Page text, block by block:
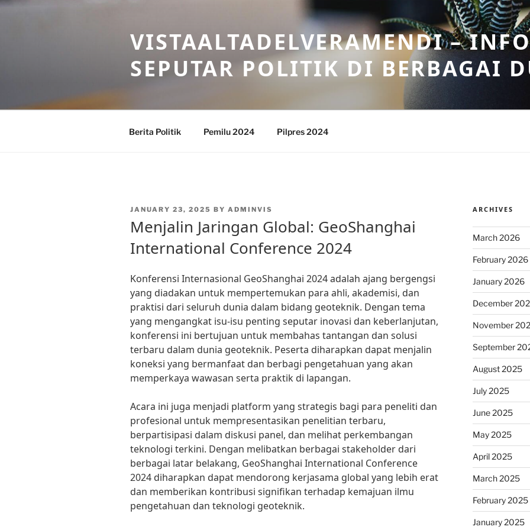
Skip
VISTAALTADELVERAMENDI –
SEPUTAR POLITIK DI BERBAGAI
Berita Politik Pemilu 2024 Pilpres 2024
POSTED
JANUARY 23, 2025 BY ADMINVIS
Menjalin Jaringan Global: GeoShanghai
International Conference 2024
Konferensi Internasional GeoShanghai 2024 adalah ajang bergengsi
yang diadakan untuk mempertemukan para ahli, akademisi, dan
praktisi dari seluruh dunia dalam bidang geoteknik. Dengan tema
yang mengangkat isu-isu penting seputar inovasi dan keberlanjutan,
konferensi ini bertujuan untuk membahas tantangan dan solusi
terbaru dalam dunia geoteknik. Peserta diharapkan dapat menjalin
koneksi yang bermanfaat dan berbagi pengetahuan yang akan
memperkaya wawasan serta praktik di lapangan.
Acara ini juga menjadi platform yang strategis bagi para peneliti dan
profesional untuk mempresentasikan penelitian terbaru,
berpartisipasi dalam diskusi panel, dan melihat perkembangan
teknologi terkini. Dengan melibatkan berbagai stakeholder dari
berbagai latar belakang, GeoShanghai International Conference
2024 diharapkan dapat mendorong kerjasama global yang lebih erat
dan memberikan kontribusi signifikan terhadap kemajuan ilmu
pengetahuan dan teknologi geoteknik.
ARCHIVES
March 2026
February 2026
January 2026
December
November
September
August 2025
July 2025
June 2025
May 2025
April 2025
March 2025
February 2025
January 2025